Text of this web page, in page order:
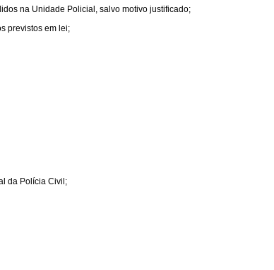
na Unidade Policial, salvo motivo justificado;
previstos em lei;
da Polícia Civil;